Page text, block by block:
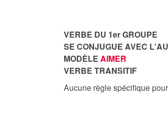
VERBE DU 1er GROUPE
SE CONJUGUE AVEC
MODÈLE AIMER
VERBE TRANSITIF
Aucune règle spécifique